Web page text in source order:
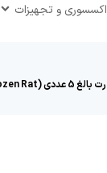
اکسسوری و تجهیزات
رت بالغ 5 عددی (Adult Frozen Rat)